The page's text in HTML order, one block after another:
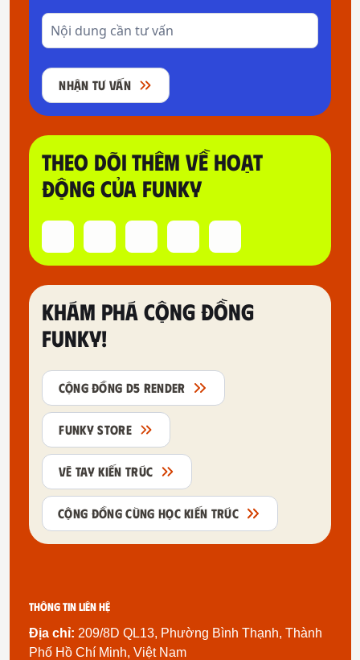
NHẬN TƯ VẤN
THEO DÕI THÊM VỀ HOẠT
ĐỘNG CỦA FUNKY
KHÁM PHÁ CỘNG ĐỒNG
FUNKY!
CỘNG ĐỒNG D5 RENDER
FUNKY STORE
VẼ TAY KIẾN TRÚC
CỘNG ĐỒNG CÙNG HỌC KIẾN TRÚC
Thông tin liên hệ
Địa chỉ: 209/8D QL13, Phường Bình Thạnh, Thành
Phố Hồ Chí Minh, Việt Nam